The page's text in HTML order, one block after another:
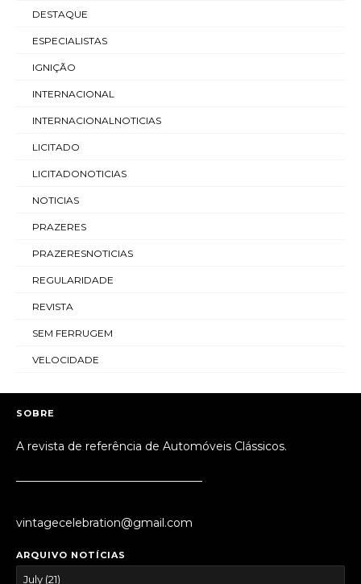
DESTAQUE
ESPECIALISTAS
IGNIÇÃO
INTERNACIONAL
INTERNACIONALNOTICIAS
LICITADO
LICITADONOTICIAS
NOTICIAS
PRAZERES
PRAZERESNOTICIAS
REGULARIDADE
REVISTA
SEM FERRUGEM
VELOCIDADE
SOBRE
A revista de referência de Automóveis Clássicos.
vintagecelebration@gmail.com
ARQUIVO NOTÍCIAS